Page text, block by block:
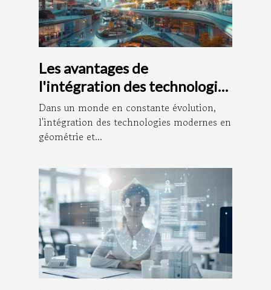
Les avantages de
l'intégration des technologies
modernes en géométrie et
urbanisme
Dans un monde en constante évolution,
l'intégration des technologies modernes en
géométrie et...